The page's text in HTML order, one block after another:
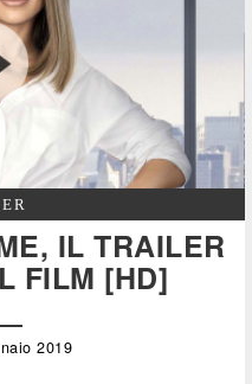
IL TRAILER
FILM [HD]
2019